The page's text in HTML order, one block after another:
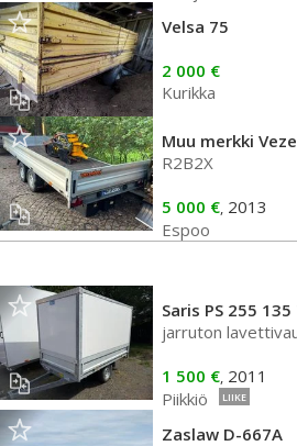
Velsa 75
2 000 €
Kurikka
R2B2X
5 000 €, 2013
Espoo
Saris PS 255
jarruton
1 500 €, 2011
Piikkiö
LIIKE
Zaslaw D-667A